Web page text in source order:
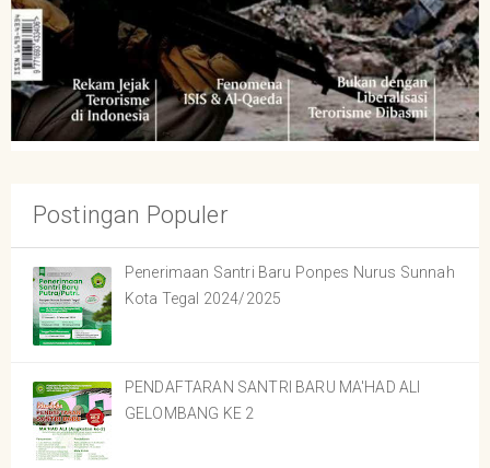
Postingan Populer
Penerimaan Santri Baru Ponpes Nurus Sunnah
Kota Tegal 2024/2025
PENDAFTARAN SANTRI BARU MA'HAD ALI
GELOMBANG KE 2